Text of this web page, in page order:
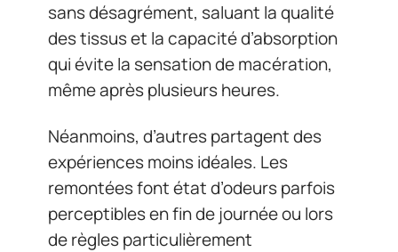
sans désagrément, saluant la qualité
des tissus et la capacité d’absorption
qui évite la sensation de macération,
même après plusieurs heures.
Néanmoins, d’autres partagent des
expériences moins idéales. Les
remontées font état d’odeurs parfois
perceptibles en fin de journée ou lors
de règles particulièrement